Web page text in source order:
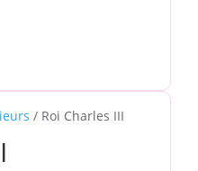
/ Roi Charles III